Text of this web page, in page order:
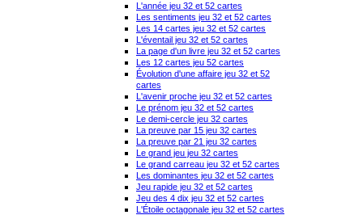
L'année jeu 32 et 52 cartes
Les sentiments jeu 32 et 52 cartes
Les 14 cartes jeu 32 et 52 cartes
L'éventail jeu 32 et 52 cartes
La page d'un livre jeu 32 et 52 cartes
Les 12 cartes jeu 52 cartes
Évolution d'une affaire jeu 32 et 52
cartes
L'avenir proche jeu 32 et 52 cartes
Le prénom jeu 32 et 52 cartes
Le demi-cercle jeu 32 cartes
La preuve par 15 jeu 32 cartes
La preuve par 21 jeu 32 cartes
Le grand jeu jeu 32 cartes
Le grand carreau jeu 32 et 52 cartes
Les dominantes jeu 32 et 52 cartes
Jeu rapide jeu 32 et 52 cartes
Jeu des 4 dix jeu 32 et 52 cartes
L'Étoile octagonale jeu 32 et 52 cartes